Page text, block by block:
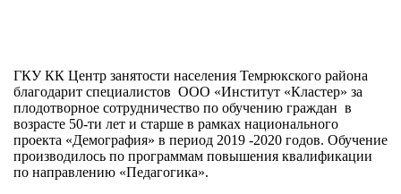
ГКУ КК Центр занятости населения Темрюкского района
благодарит специалистов ООО «Институт «Кластер» за
плодотворное сотрудничество по обучению граждан в
возрасте 50-ти лет и старше в рамках национального
проекта «Демография» в период 2019 -2020 годов. Обучение
производилось по программам повышения квалификации
по направлению «Педагогика».